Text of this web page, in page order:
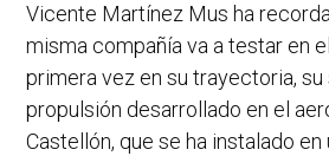
Vicente Martínez Mus ha
misma compañía va a testar en
primera vez en su trayectoria,
propulsión desarrollado en el
Castellón, que se ha instalado